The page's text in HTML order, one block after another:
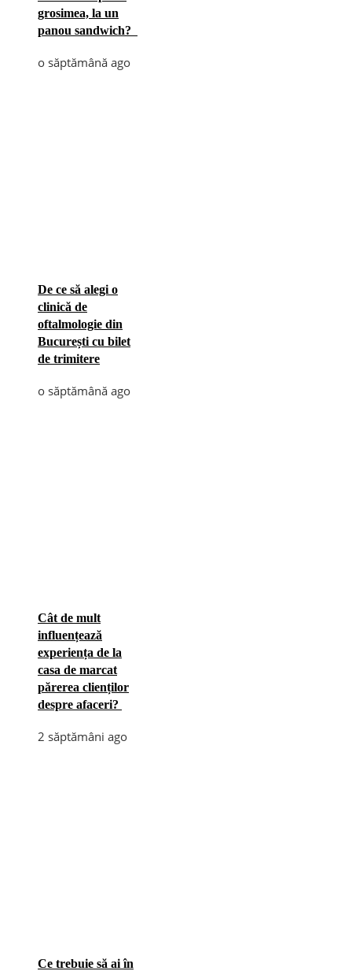
grosimea, la un
panou sandwich?
o săptămână ago
De ce să alegi o
clinică de
oftalmologie din
București cu bilet
de trimitere
o săptămână ago
Cât de mult
influențează
experiența de la
casa de marcat
părerea clienților
despre afaceri?
2 săptămâni ago
Ce trebuie să ai în